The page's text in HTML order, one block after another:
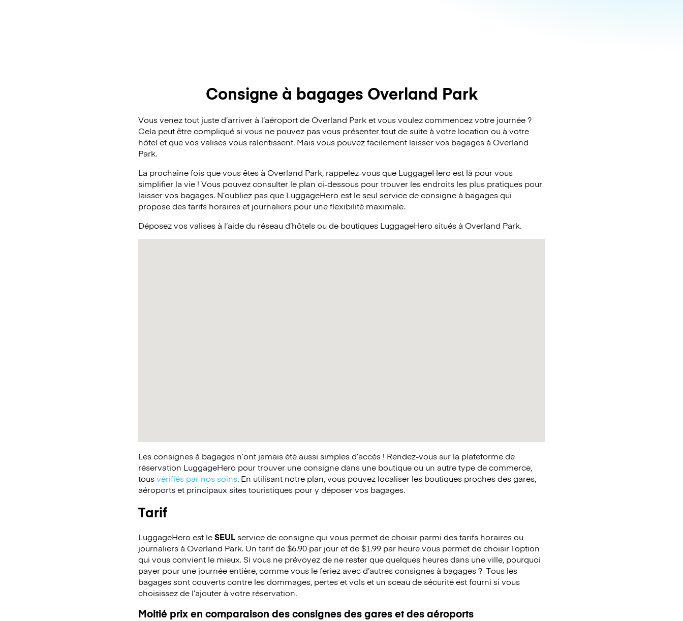
Consigne à bagages Overland Park
Vous venez tout juste d’arriver à l’aéroport de Overland Park et vous voulez commencez votre journée ?
Cela peut être compliqué si vous ne pouvez pas vous présenter tout de suite à votre location ou à votre
hôtel et que vos valises vous ralentissent. Mais vous pouvez facilement laisser vos bagages à Overland
Park.
La prochaine fois que vous êtes à Overland Park, rappelez-vous que LuggageHero est là pour vous
simplifier la vie ! Vous pouvez consulter le plan ci-dessous pour trouver les endroits les plus pratiques pour
laisser vos bagages. N’oubliez pas que LuggageHero est le seul service de consigne à bagages qui
propose des tarifs horaires et journaliers pour une flexibilité maximale.
Déposez vos valises à l’aide du réseau d’hôtels ou de boutiques LuggageHero situés à Overland Park.
Les consignes à bagages n’ont jamais été aussi simples d’accès ! Rendez-vous sur la plateforme de
réservation LuggageHero pour trouver une consigne dans une boutique ou un autre type de commerce,
tousvérifiés par nos soins. En utilisant notre plan, vous pouvez localiser les boutiques proches des gares,
aéroports et principaux sites touristiques pour y déposer vos bagages.
Tarif
LuggageHero est leSEULservice de consigne qui vous permet de choisir parmi des tarifs horaires ou
journaliers à Overland Park. Un tarif de $6.90 par jour et de $1.99 par heure vous permet de choisir l’option
qui vous convient le mieux. Si vous ne prévoyez de ne rester que quelques heures dans une ville, pourquoi
payer pour une journée entière, comme vous le feriez avec d’autres consignes à bagages ? Tous les
bagages sont couverts contre les dommages, pertes et vols et un sceau de sécurité est fourni si vous
choisissez de l’ajouter à votre réservation.
Moitié prix en comparaison des consignes des gares et des aéroports